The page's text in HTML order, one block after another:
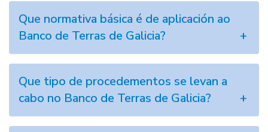
Que normativa básica é de aplicación ao
Banco de Terras de Galicia?
Que tipo de procedementos se levan a
cabo no Banco de Terras de Galicia?